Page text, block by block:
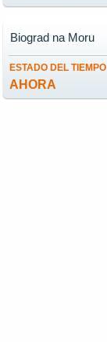
ESTADO DEL TIEMPO
AHORA
Biograd na Moru